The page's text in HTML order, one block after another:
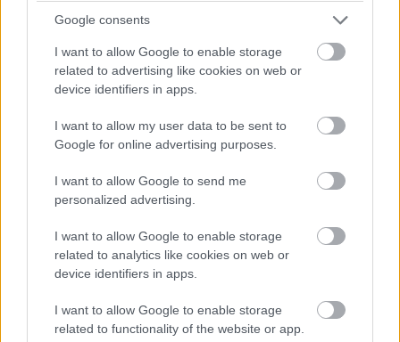
Google consents
I want to allow Google to enable storage
related to advertising like cookies on web or
device identifiers in apps.
I want to allow my user data to be sent to
Google for online advertising purposes.
I want to allow Google to send me
personalized advertising.
I want to allow Google to enable storage
related to analytics like cookies on web or
device identifiers in apps.
I want to allow Google to enable storage
related to functionality of the website or app.
legfontosabb az az, hogy jó pár wattal alatta van a Sandy
Bridge 2500, 2600, 2700-as modelljeinek is. Ennek
következtében valamelyest a Panther Point termékek
energiafogyasztása is változik.
A kisebb TDP miatt az alaplapgyártóknak kevesebbet kell
költenie az energiaszállítás megoldására. Egyre nagyobb
a valószínűsége, hogy a 24 fázisú tápegységek napjai
megvannak számlálva és kevesebb fázis is elegendő
konnektort és ha nem a felső szegmensben
bogarászunk, akkor a deszkák legtöbbjének egy 4-tűs
Persze a tuningosoknak továbbra is kell majd az
erőforrás, de az átlagfelhasználóknak, akik a gyári